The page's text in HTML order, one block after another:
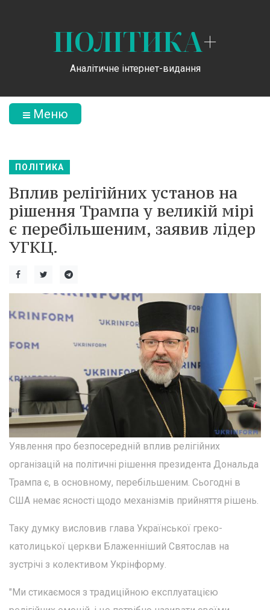
ПОЛІТИКА+
Аналітичне інтернет-видання
Меню
ПОЛІТИКА
Вплив релігійних установ на
рішення Трампа у великій мірі
є перебільшеним, заявив лідер
УГКЦ.
Уявлення про безпосередній вплив релігійних
організацій на політичні рішення президента Дональда
Трампа є, в основному, перебільшеним. Сьогодні в
США немає ясності щодо механізмів прийняття рішень.
Таку думку висловив глава Української греко-
католицької церкви Блаженніший Святослав на
зустрічі з колективом Укрінформу.
"Ми стикаємося з традиційною експлуатацією